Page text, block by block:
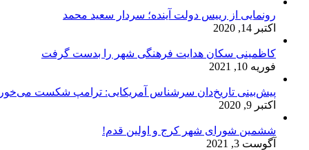
رونمایی از رییس دولت آینده؛ سردار سعید محمد
اکتبر 14, 2020
کاظمینی سکان هدایت فرهنگی شهر را بدست گرفت
فوریه 10, 2021
پیش‌بینی تاریخ‌دان سرشناس آمریکایی: ترامپ شکست
اکتبر 9, 2020
ششمین شورای شهر کرج و اولین قدم!
آگوست 3, 2021